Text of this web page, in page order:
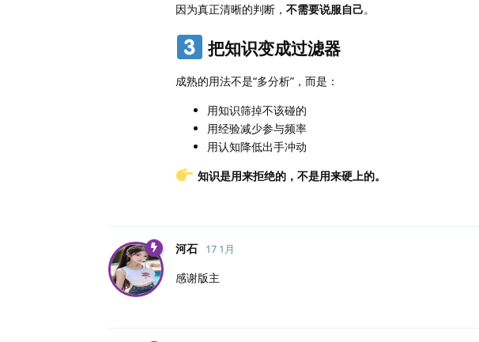
因为真正清晰的判断， 不需要说服自己。
把知识变成过滤器
成熟的用法不是“多分析”，而是：
用知识筛掉不该碰的
用经验减少参与频率
用认知降低出手冲动
知识是用来拒绝的，不是用来硬上的。
河石 17 1月
感谢版主